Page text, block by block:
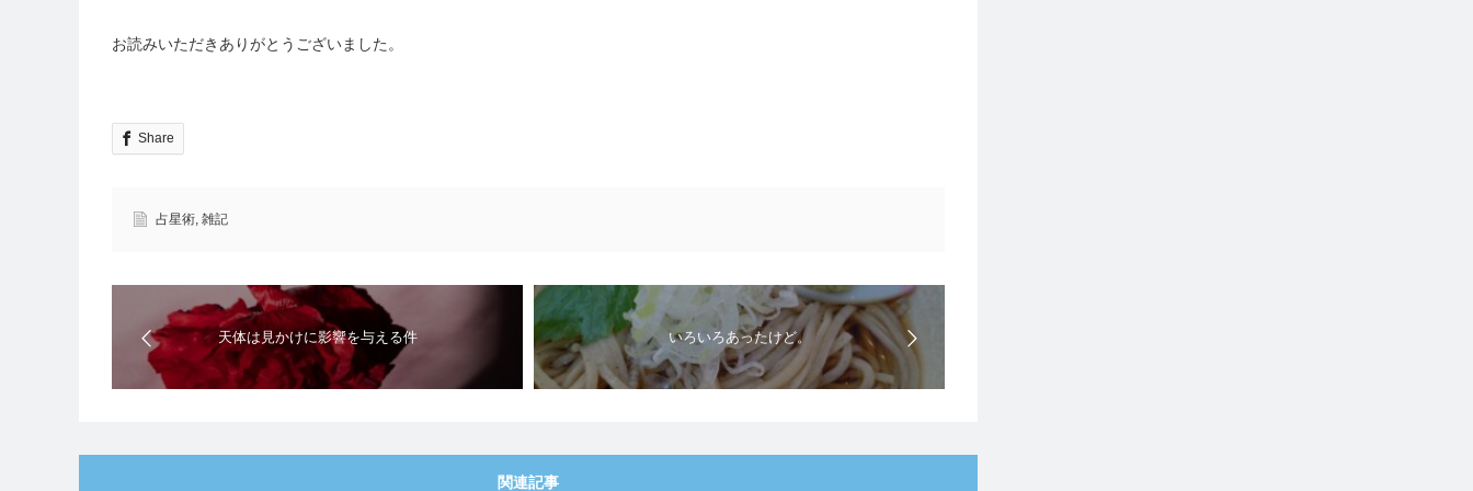
お読みいただきありがとうございました。
Share
占星術, 雑記
天体は見かけに影響を与える件 いろいろあったけど。
関連記事